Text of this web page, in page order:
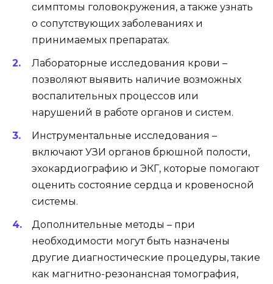
симптомы головокружения, а также узнать
о сопутствующих заболеваниях и
принимаемых препаратах.
Лабораторные исследования крови –
позволяют выявить наличие возможных
воспалительных процессов или
нарушений в работе органов и систем.
Инструментальные исследования –
включают УЗИ органов брюшной полости,
эхокардиографию и ЭКГ, которые помогают
оценить состояние сердца и кровеносной
системы.
Дополнительные методы – при
необходимости могут быть назначены
другие диагностические процедуры, такие
как магнитно-резонансная томография,